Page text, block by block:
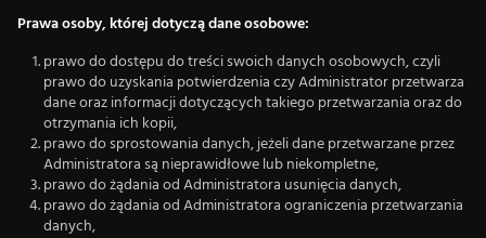
Prawa osoby, której dotyczą dane osobowe:
prawo do dostępu do treści swoich danych osobowych, czyli
prawo do uzyskania potwierdzenia czy Administrator przetwarza
dane oraz informacji dotyczących takiego przetwarzania oraz do
otrzymania ich kopii,
prawo do sprostowania danych, jeżeli dane przetwarzane przez
Administratora są nieprawidłowe lub niekompletne,
prawo do żądania od Administratora usunięcia danych,
prawo do żądania od Administratora ograniczenia przetwarzania
danych,